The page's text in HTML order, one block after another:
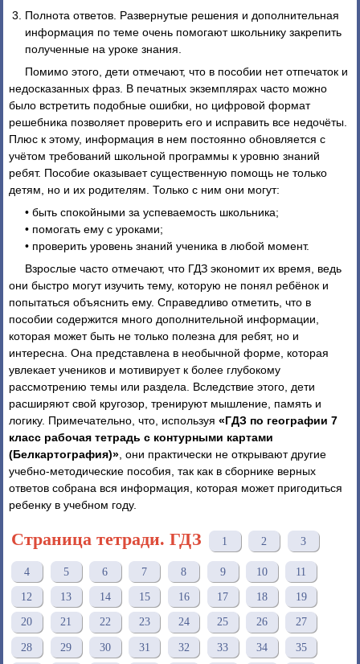
Полнота ответов. Развернутые решения и дополнительная
информация по теме очень помогают школьнику закрепить
полученные на уроке знания.
Помимо этого, дети отмечают, что в пособии нет отпечаток и
недосказанных фраз. В печатных экземплярах часто можно
было встретить подобные ошибки, но цифровой формат
решебника позволяет проверить его и исправить все недочёты.
Плюс к этому, информация в нем постоянно обновляется с
учётом требований школьной программы к уровню знаний
ребят. Пособие оказывает существенную помощь не только
детям, но и их родителям. Только с ним они могут:
• быть спокойными за успеваемость школьника;
• помогать ему с уроками;
• проверить уровень знаний ученика в любой момент.
Взрослые часто отмечают, что ГДЗ экономит их время, ведь
они быстро могут изучить тему, которую не понял ребёнок и
попытаться объяснить ему. Справедливо отметить, что в
пособии содержится много дополнительной информации,
которая может быть не только полезна для ребят, но и
интересна. Она представлена в необычной форме, которая
увлекает учеников и мотивирует к более глубокому
рассмотрению темы или раздела. Вследствие этого, дети
расширяют свой кругозор, тренируют мышление, память и
логику. Примечательно, что, используя «ГДЗ по географии 7
класс рабочая тетрадь с контурными картами
(Белкартография)» , они практически не открывают другие
учебно-методические пособия, так как в сборнике верных
ответов собрана вся информация, которая может пригодиться
ребенку в учебном году.
Страница тетради. ГДЗ 1 2 3
4 5 6 7 8 9 10 11
12 13 14 15 16 17 18 19
20 21 22 23 24 25 26 27
28 29 30 31 32 33 34 35